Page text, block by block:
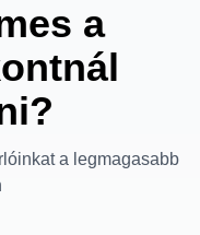
a
a legmagasabb